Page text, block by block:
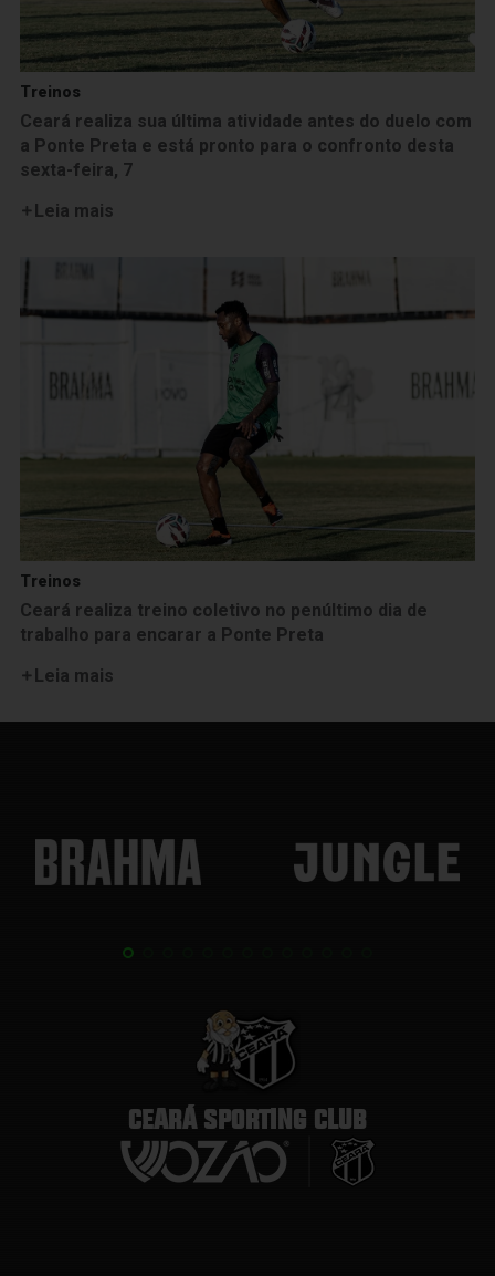
Treinos
Ceará realiza sua última atividade antes do duelo com
a Ponte Preta e está pronto para o confronto desta
sexta-feira, 7
Leia mais
Treinos
Ceará realiza treino coletivo no penúltimo dia de
trabalho para encarar a Ponte Preta
Leia mais
CEARÁ SPORTING CLUB